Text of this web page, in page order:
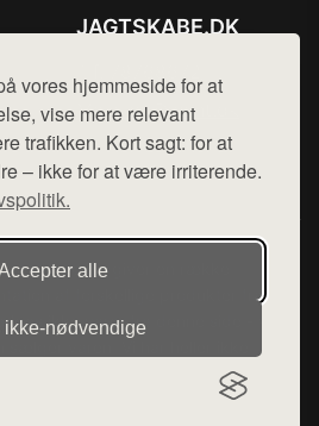
vores hjemmeside for at
vise mere relevant
trafikken. Kort sagt: for at
– ikke for at være irriterende.
alle
ikke‑nødvendige
JAGTSKABE.DK
Mail: hej@want.dk
Cookie- og privatlivspolitik
der udgiver en række
af forskellige produkter fra
ikke varer fra denne side - vi
sælger varen. Vi har heller ikke